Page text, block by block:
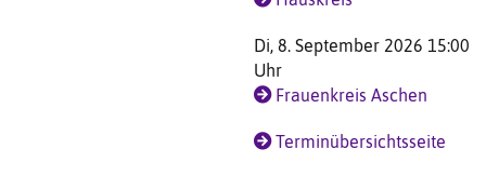
Di, 8. September 2026 15:00
Uhr
Frauenkreis Aschen
Terminübersichtsseite